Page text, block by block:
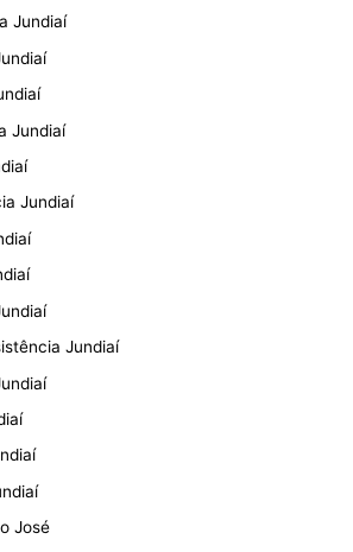
Jundiaí
Jundiaí
Jundiaí
Jundiaí
José